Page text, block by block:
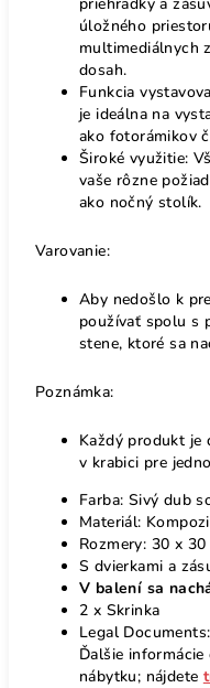
úložného
multimediálnych
dosah.
Funkcia
je ideálna na
ako fotorámikov
Široké využitie:
vaše rôzne
ako nočný stolík.
Varovanie:
Aby nedošlo k
používať spolu s
stene, ktoré sa
Poznámka:
Každý produkt je
v krabici pre
Farba: Sivý dub
Materiál:
Rozmery: 30 x
S dvierkami a
V balení sa
2 x Skrinka
Legal Documents:
Ďalšie
nábytku; nájdete